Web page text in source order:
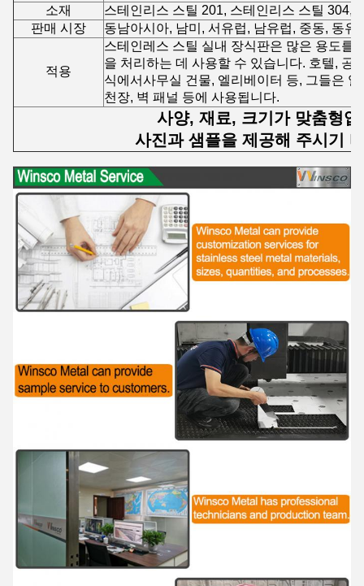
소재
스테인리스 스틸 201, 스테인리스 스틸 304,
판매 시장
동남아시아, 남미, 서유럽, 남유럽, 중동, 동유
적용
스테인레스 스틸 실내 장식판은 많은 용도를
을 처리하는 데 사용할 수 있습니다. 호텔, 공
식에서사무실 건물, 엘리베이터 등, 그들은
천장, 벽 패널 등에 사용됩니다.
사양, 재료, 크기가 맞춤형
사진과 샘플을 제공해 주시기